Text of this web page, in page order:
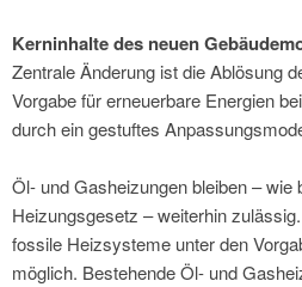
Kerninhalte des neuen
Zentrale Änderung ist die Ablösung
Vorgabe für erneuerbare Energien
durch ein gestuftes
Öl- und Gasheizungen bleiben – wie
Heizungsgesetz – weiterhin
fossile Heizsysteme unter den
möglich. Bestehende Öl- und